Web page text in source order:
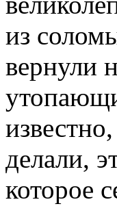
из
вернули
делали,
которое